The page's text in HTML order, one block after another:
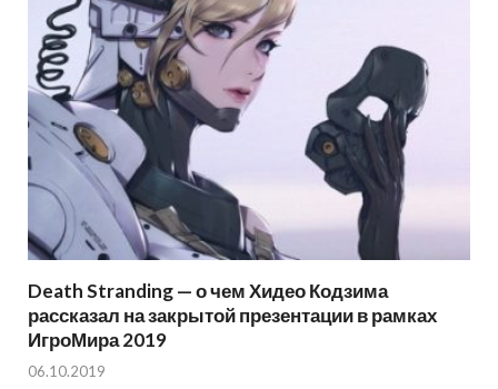
Death Stranding — о чем Хидео Кодзима
рассказал на закрытой презентации в рамках
ИгроМира 2019
06.10.2019